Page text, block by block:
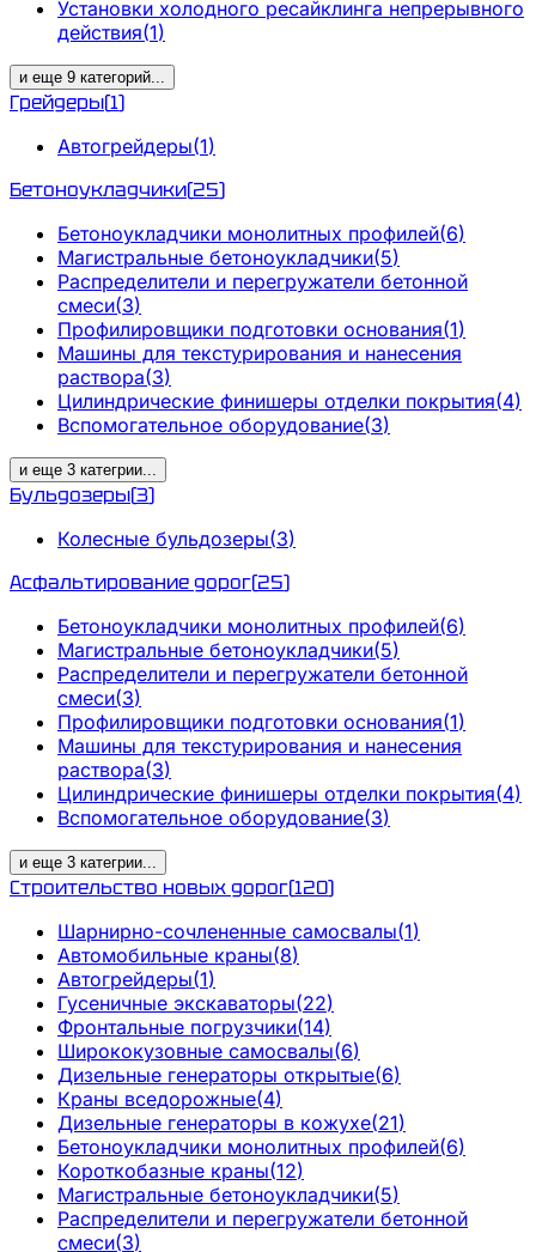
Установки холодного ресайклинга непрерывного
действия(1)
и еще 9 категорий...
Грейдеры(1)
Автогрейдеры(1)
Бетоноукладчики(25)
Бетоноукладчики монолитных профилей(6)
Магистральные бетоноукладчики(5)
Распределители и перегружатели бетонной
смеси(3)
Профилировщики подготовки основания(1)
Машины для текстурирования и нанесения
раствора(3)
Цилиндрические финишеры отделки покрытия(4)
Вспомогательное оборудование(3)
и еще 3 категрии...
Бульдозеры(3)
Колесные бульдозеры(3)
Асфальтирование дорог(25)
Бетоноукладчики монолитных профилей(6)
Магистральные бетоноукладчики(5)
Распределители и перегружатели бетонной
смеси(3)
Профилировщики подготовки основания(1)
Машины для текстурирования и нанесения
раствора(3)
Цилиндрические финишеры отделки покрытия(4)
Вспомогательное оборудование(3)
и еще 3 категрии...
Строительство новых дорог(120)
Шарнирно-сочлененные самосвалы(1)
Автомобильные краны(8)
Автогрейдеры(1)
Гусеничные экскаваторы(22)
Фронтальные погрузчики(14)
Ширококузовные самосвалы(6)
Дизельные генераторы открытые(6)
Краны вседорожные(4)
Дизельные генераторы в кожухе(21)
Бетоноукладчики монолитных профилей(6)
Короткобазные краны(12)
Магистральные бетоноукладчики(5)
Распределители и перегружатели бетонной
смеси(3)